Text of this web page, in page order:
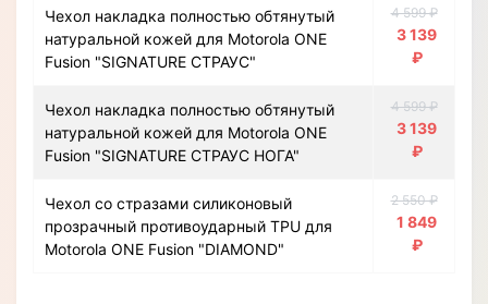
Чехол накладка полностью обтянутый
натуральной кожей для Motorola ONE
Fusion "SIGNATURE СТРАУС"
4 599 ₽
3 139
₽
Чехол накладка полностью обтянутый
натуральной кожей для Motorola ONE
Fusion "SIGNATURE СТРАУС НОГА"
4 599 ₽
3 139
₽
Чехол со стразами силиконовый
прозрачный противоударный TPU для
Motorola ONE Fusion "DIAMOND"
2 550 ₽
1 849
₽